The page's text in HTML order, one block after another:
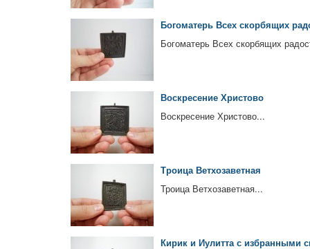
Богоматерь Всех скорбящих
Богоматерь Всех скорбящих
Воскресение Христово
Воскресение Христово...
Троица Ветхозаветная
Троица Ветхозаветная...
Кирик и Иулитта с избранными